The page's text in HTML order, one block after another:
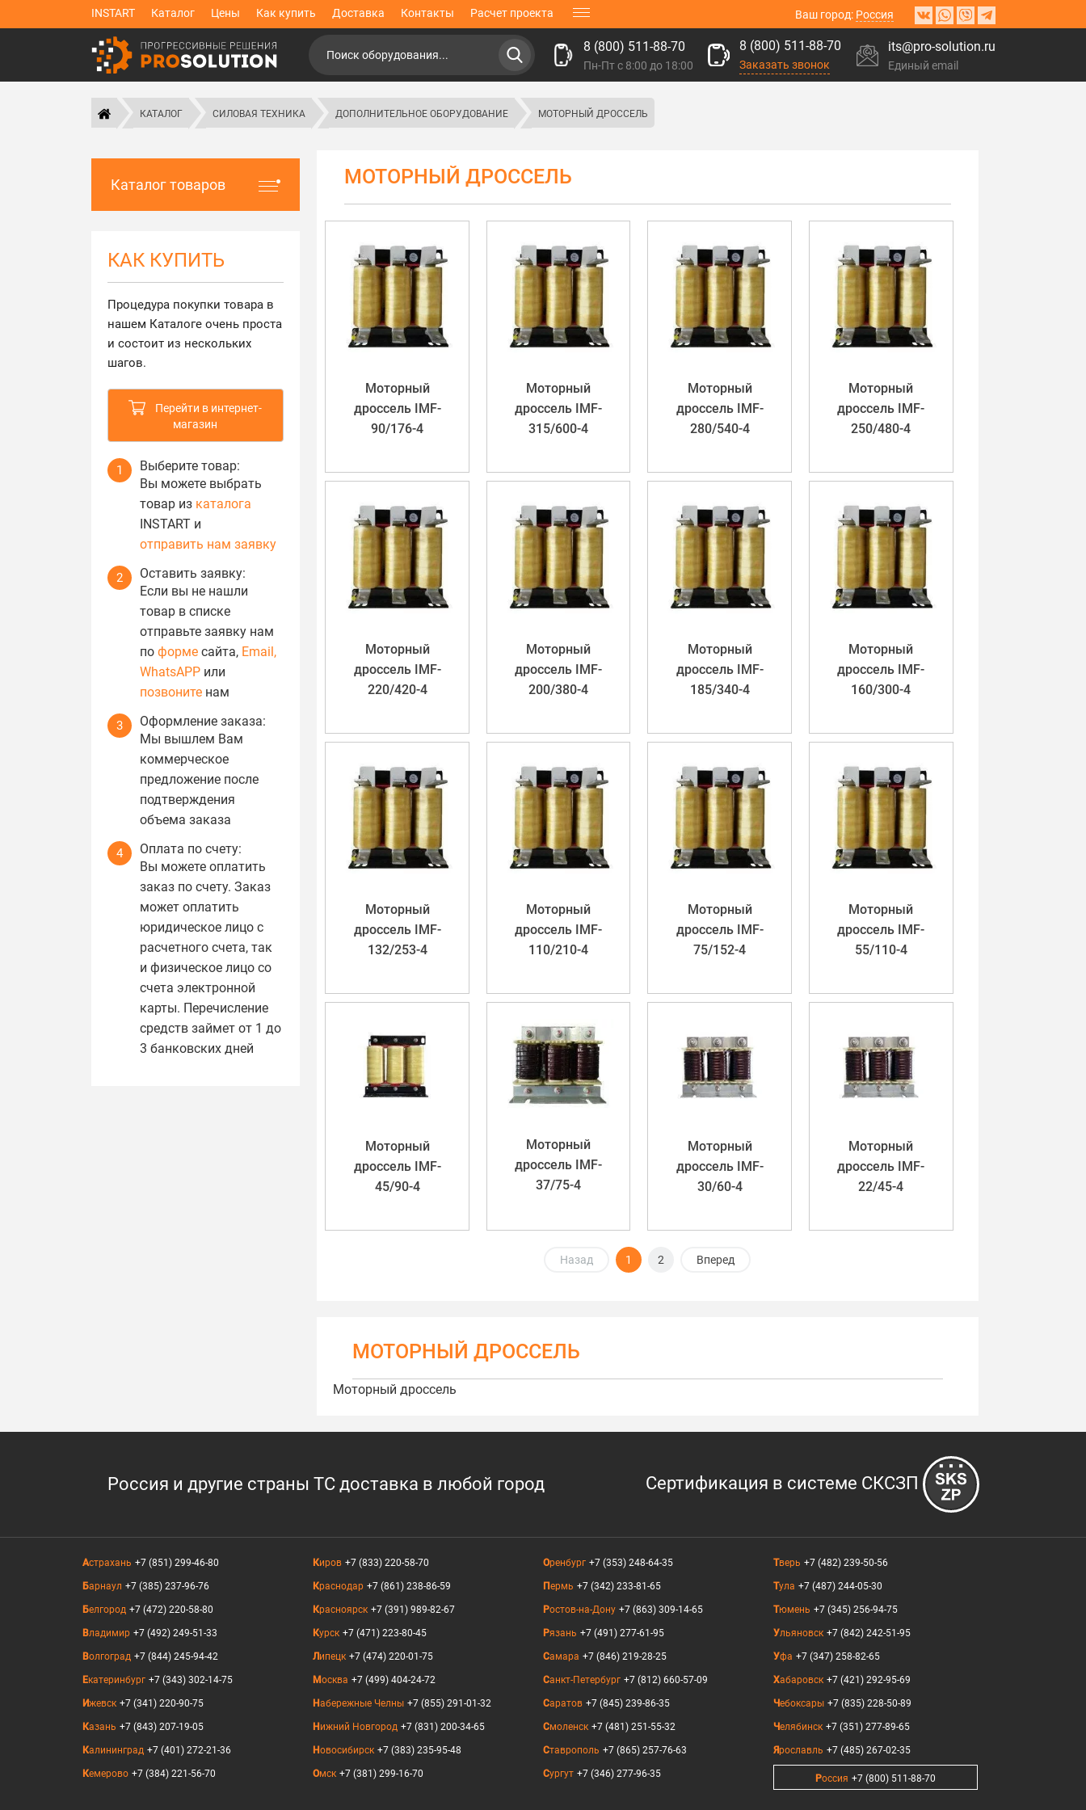
INSTART Каталог Цены Как купить Доставка Контакты Расчет проекта Ваш город: Россия
8 (800) 511-88-70
Пн-Пт с 8:00 до 18:00
8 (800) 511-88-70
Заказать звонок
its@pro-solution.ru
Единый email
КАТАЛОГ СИЛОВАЯ ТЕХНИКА ДОПОЛНИТЕЛЬНОЕ ОБОРУДОВАНИЕ МОТОРНЫЙ ДРОССЕЛЬ
Каталог товаров
КАК КУПИТЬ
Процедура покупки товара в
нашем Каталоге очень проста
и состоит из нескольких
шагов.
Перейти в интернет-
магазин
1
Выберите товар:
Вы можете выбрать
товар из каталога
INSTART и
отправить нам заявку
2
Оставить заявку:
Если вы не нашли
товар в списке
отправьте заявку нам
по формесайта, Email,
WhatsAPPили
позвонитенам
3
Оформление заказа:
Мы вышлем Вам
коммерческое
предложение после
подтверждения
объема заказа
4
Оплата по счету:
Вы можете оплатить
заказ по счету. Заказ
может оплатить
юридическое лицо с
расчетного счета, так
и физическое лицо со
счета электронной
карты. Перечисление
средств займет от 1 до
3 банковских дней
МОТОРНЫЙ ДРОССЕЛЬ
Моторный
дроссель IMF-
90/176-4
Моторный
дроссель IMF-
315/600-4
Моторный
дроссель IMF-
280/540-4
Моторный
дроссель IMF-
250/480-4
Моторный
дроссель IMF-
220/420-4
Моторный
дроссель IMF-
200/380-4
Моторный
дроссель IMF-
185/340-4
Моторный
дроссель IMF-
160/300-4
Моторный
дроссель IMF-
132/253-4
Моторный
дроссель IMF-
110/210-4
Моторный
дроссель IMF-
75/152-4
Моторный
дроссель IMF-
55/110-4
Моторный
дроссель IMF-
45/90-4
Моторный
дроссель IMF-
37/75-4
Моторный
дроссель IMF-
30/60-4
Моторный
дроссель IMF-
22/45-4
Назад 1 2 Вперед
МОТОРНЫЙ ДРОССЕЛЬ
Моторный дроссель
Россия и другие страны ТС доставка в любой город Сертификация в системе СКСЗП
Астрахань +7 (851) 299-46-80
Барнаул +7 (385) 237-96-76
Белгород +7 (472) 220-58-80
Владимир +7 (492) 249-51-33
Волгоград +7 (844) 245-94-42
Екатеринбург +7 (343) 302-14-75
Ижевск +7 (341) 220-90-75
Казань +7 (843) 207-19-05
Калининград +7 (401) 272-21-36
Кемерово +7 (384) 221-56-70
Киров +7 (833) 220-58-70
Краснодар +7 (861) 238-86-59
Красноярск +7 (391) 989-82-67
Курск +7 (471) 223-80-45
Липецк +7 (474) 220-01-75
Москва +7 (499) 404-24-72
Набережные Челны +7 (855) 291-01-32
Нижний Новгород +7 (831) 200-34-65
Новосибирск +7 (383) 235-95-48
Омск +7 (381) 299-16-70
Оренбург +7 (353) 248-64-35
Пермь +7 (342) 233-81-65
Ростов-на-Дону +7 (863) 309-14-65
Рязань +7 (491) 277-61-95
Самара +7 (846) 219-28-25
Санкт-Петербург +7 (812) 660-57-09
Саратов +7 (845) 239-86-35
Смоленск +7 (481) 251-55-32
Ставрополь +7 (865) 257-76-63
Сургут +7 (346) 277-96-35
Тверь +7 (482) 239-50-56
Тула +7 (487) 244-05-30
Тюмень +7 (345) 256-94-75
Ульяновск +7 (842) 242-51-95
Уфа +7 (347) 258-82-65
Хабаровск +7 (421) 292-95-69
Чебоксары +7 (835) 228-50-89
Челябинск +7 (351) 277-89-65
Ярославль +7 (485) 267-02-35
Россия +7 (800) 511-88-70